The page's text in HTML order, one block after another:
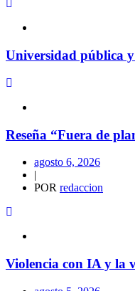
Universidad pública
Reseña “Fuera de
agosto 6, 2026
|
POR redaccion
Violencia con IA y la